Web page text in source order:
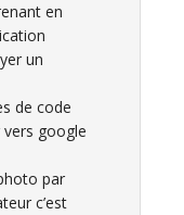
en
un
de code
google
par
c’est